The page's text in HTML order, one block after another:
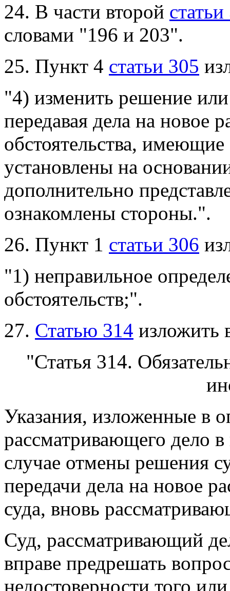
24. В части второй
словами "196 и 203".
25. Пункт 4 статьи 305
"4) изменить решение
передавая дела на новое
обстоятельства, имеющие
установлены на
дополнительно
ознакомлены стороны.".
26. Пункт 1 статьи 306
"1) неправильное
обстоятельств;".
27. Статью 314 изложить
"Статья 314.
Указания, изложенные в
рассматривающего дело
случае отмены решения
передачи дела на новое
суда, вновь
Суд, рассматривающий
вправе предрешать
недостоверности того